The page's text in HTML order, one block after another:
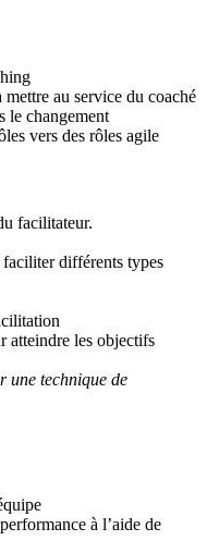
au service du coaché
le changement
vers des rôles agile
facilitateur.
différents types
atteindre les objectifs
une technique de
à l’aide de